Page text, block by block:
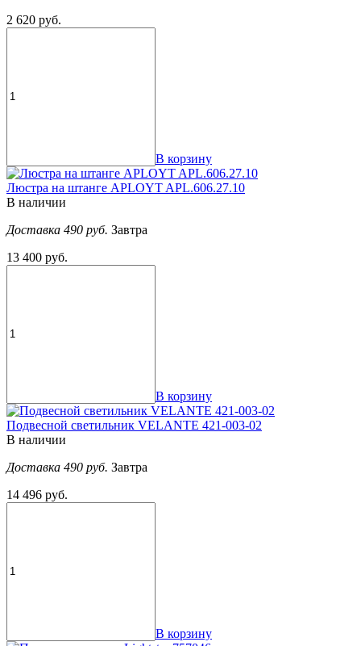
2 620 руб.
В корзину
Люстра на штанге APLOYT APL.606.27.10
В наличии
Доставка 490 руб. Завтра
13 400 руб.
В корзину
Подвесной светильник VELANTE 421-003-02
В наличии
Доставка 490 руб. Завтра
14 496 руб.
В корзину